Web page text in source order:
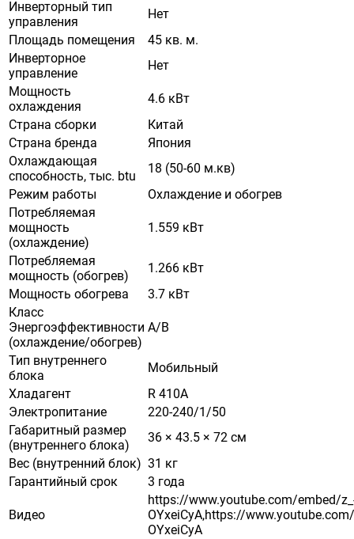
Инверторный тип
управления
Нет
Площадь помещения
45 кв. м.
Инверторное
управление
Нет
Мощность
охлаждения
4.6 кВт
Страна сборки
Китай
Страна бренда
Япония
Охлаждающая
способность, тыс. btu
18 (50-60 м.кв)
Режим работы
Охлаждение и обогрев
Потребляемая
мощность
(охлаждение)
1.559 кВт
Потребляемая
мощность (обогрев)
1.266 кВт
Мощность обогрева
3.7 кВт
Класс
Энергоэффективности
(охлаждение/обогрев)
A/B
Тип внутреннего
блока
Мобильный
Хладагент
R 410A
Электропитание
220-240/1/50
Габаритный размер
(внутреннего блока)
36 × 43.5 × 72 см
Вес (внутренний блок) 31 кг
Гарантийный срок
3 года
Видео
https://www.youtube.com/embed/
OYxeiCyA,https://
OYxeiCyA